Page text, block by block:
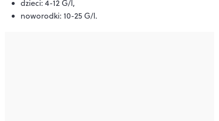
dzieci: 4-12 G/l,
noworodki: 10-25 G/l.